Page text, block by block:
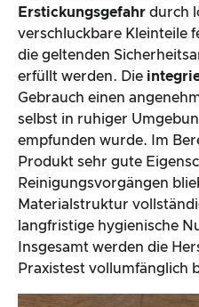
Erstickungsgefahr durch
verschluckbare Kleinteile
die geltenden
erfüllt werden. Die
Gebrauch einen
selbst in ruhiger
empfunden wurde. Im
Produkt sehr gute
Reinigungsvorgängen
Materialstruktur
langfristige hygienische
Insgesamt werden die
Praxistest vollumfänglich